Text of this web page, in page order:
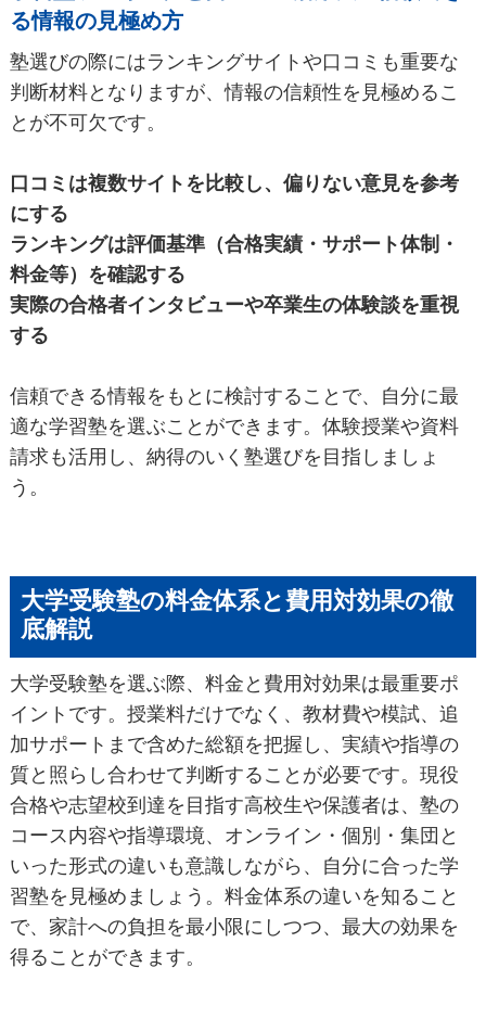
る情報の見極め方
塾選びの際にはランキングサイトや口コミも重要な
判断材料となりますが、情報の信頼性を見極めるこ
とが不可欠です。
口コミは複数サイトを比較し、偏りない意見を参考
にする
ランキングは評価基準（合格実績・サポート体制・
料金等）を確認する
実際の合格者インタビューや卒業生の体験談を重視
する
信頼できる情報をもとに検討することで、自分に最
適な学習塾を選ぶことができます。体験授業や資料
請求も活用し、納得のいく塾選びを目指しましょ
う。
大学受験塾の料金体系と費用対効果の徹
底解説
大学受験塾を選ぶ際、料金と費用対効果は最重要ポ
イントです。授業料だけでなく、教材費や模試、追
加サポートまで含めた総額を把握し、実績や指導の
質と照らし合わせて判断することが必要です。現役
合格や志望校到達を目指す高校生や保護者は、塾の
コース内容や指導環境、オンライン・個別・集団と
いった形式の違いも意識しながら、自分に合った学
習塾を見極めましょう。料金体系の違いを知ること
で、家計への負担を最小限にしつつ、最大の効果を
得ることができます。